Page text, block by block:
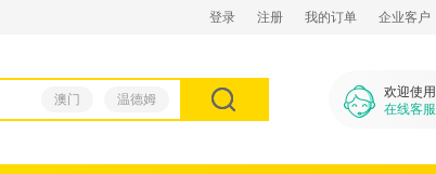
登录 注册 我的订单 企业客户
澳门 温德姆
欢迎使用
在线客服